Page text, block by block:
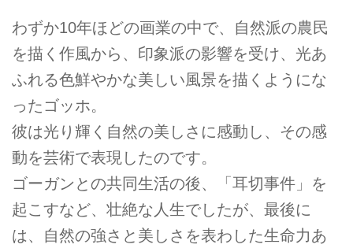
わずか10年ほどの画業の中で、自然派の農民
を描く作風から、印象派の影響を受け、光あ
ふれる色鮮やかな美しい風景を描くようにな
ったゴッホ。
彼は光り輝く自然の美しさに感動し、その感
動を芸術で表現したのです。
ゴーガンとの共同生活の後、「耳切事件」を
起こすなど、壮絶な人生でしたが、最後に
は、自然の強さと美しさを表わした生命力あ